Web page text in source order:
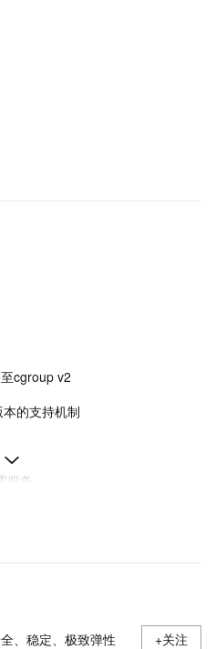
cgroup v2
的支持机制
服务
方式部署日志采集）
、稳定、极致弹性 +关注